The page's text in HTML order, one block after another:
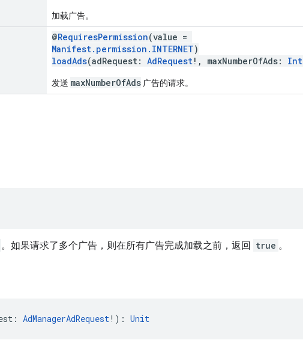
加载广告。
@RequiresPermission(value =
Manifest.permission.INTERNET)
loadAds(adRequest: AdRequest!, maxNumberOfAds: Int
发送 maxNumberOfAds 广告的请求。
。如果请求了多个广告，则在所有广告完成加载之前，返回 true 。
AdManagerAdRequest!): Unit